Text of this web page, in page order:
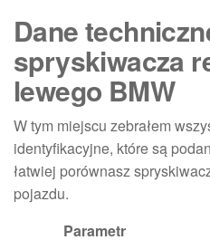
Dane
spryskiwacza
lewego BMW
W tym miejscu zebrałem
identyfikacyjne, które są
łatwiej porównasz
pojazdu.
Parametr